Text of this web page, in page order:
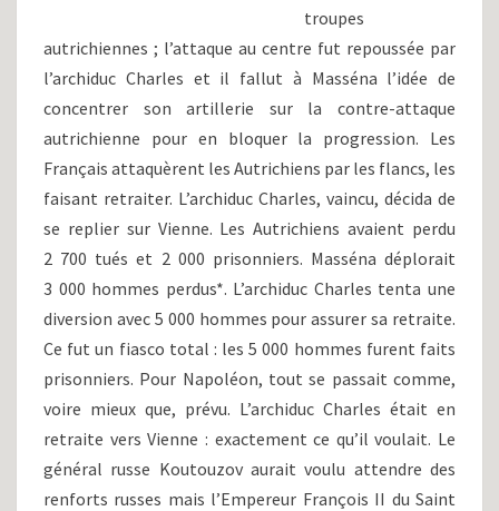
troupes
autrichiennes ; l’attaque au centre fut repoussée par
l’archiduc Charles et il fallut à Masséna l’idée de
concentrer son artillerie sur la contre-attaque
autrichienne pour en bloquer la progression. Les
Français attaquèrent les Autrichiens par les flancs, les
faisant retraiter. L’archiduc Charles, vaincu, décida de
se replier sur Vienne. Les Autrichiens avaient perdu
2 700 tués et 2 000 prisonniers. Masséna déplorait
3 000 hommes perdus*. L’archiduc Charles tenta une
diversion avec 5 000 hommes pour assurer sa retraite.
Ce fut un fiasco total : les 5 000 hommes furent faits
prisonniers. Pour Napoléon, tout se passait comme,
voire mieux que, prévu. L’archiduc Charles était en
retraite vers Vienne : exactement ce qu’il voulait. Le
général russe Koutouzov aurait voulu attendre des
renforts russes mais l’Empereur François II du Saint